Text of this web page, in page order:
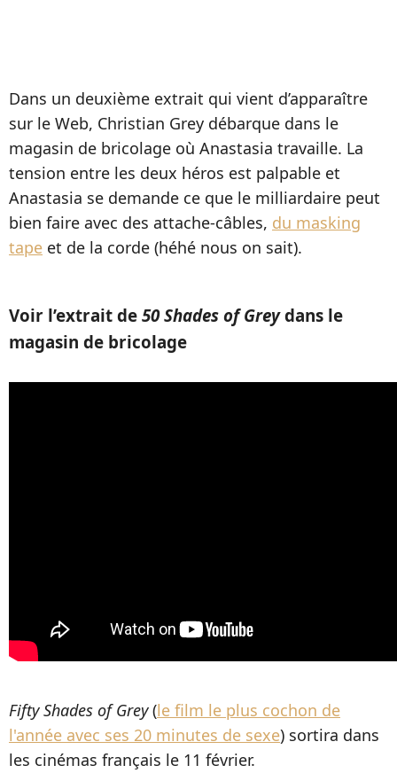
Dans un deuxième extrait qui vient d’apparaître
sur le Web, Christian Grey débarque dans le
magasin de bricolage où Anastasia travaille. La
tension entre les deux héros est palpable et
Anastasia se demande ce que le milliardaire peut
bien faire avec des attache-câbles, du masking
tape et de la corde (héhé nous on sait).
Voir l’extrait de50 Shades of Greydans le
magasin de bricolage
Fifty Shades of Grey(le film le plus cochon de
l'année avec ses 20 minutes de sexe) sortira dans
les cinémas français le 11 février.